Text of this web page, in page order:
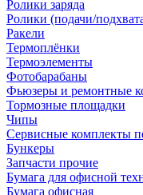
Ролики заряда
Ролики (подачи/
Ракели
Термоплёнки
Термоэлементы
Фотобарабаны
Фьюзеры и ремонтные
Тормозные площадки
Чипы
Сервисные комплекты
Бункеры
Запчасти прочие
Бумага для офисной
Бумага офисная